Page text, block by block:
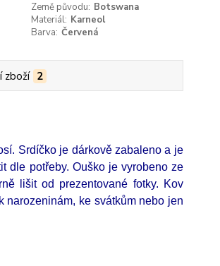
Země původu: Botswana
Materiál: Karneol
Barva: Červená
zboží 2
Srdíčko je dárkově zabaleno a je
dle potřeby. Ouško je vyrobeno ze
lišit od prezentované fotky. Kov
narozeninám, ke svátkům nebo jen